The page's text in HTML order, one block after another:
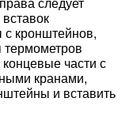
с кронштейнов,
термометров
части с
кранами,
и вставить